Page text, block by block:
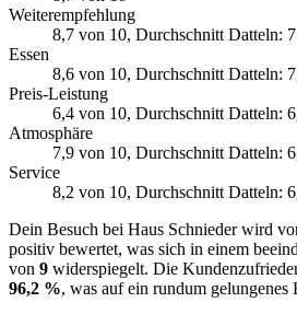
Weiterempfehlung
8,7 von 10, Durchschnitt Datteln:
Essen
8,6 von 10, Durchschnitt Datteln:
Preis-Leistung
6,4 von 10, Durchschnitt Datteln:
Atmosphäre
7,9 von 10, Durchschnitt Datteln:
Service
8,2 von 10, Durchschnitt Datteln:
Dein Besuch bei Haus Schnieder wird
positiv bewertet, was sich in einem
von 9 widerspiegelt. Die
96,2 %, was auf ein rundum gelungenes